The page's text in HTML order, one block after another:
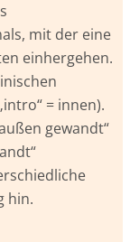
mit der eine
einhergehen.
= innen).
gewandt“
hin.